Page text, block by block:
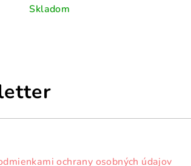
Skladom
ochrany osobných údajov